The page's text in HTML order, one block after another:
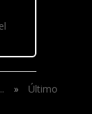
» Último